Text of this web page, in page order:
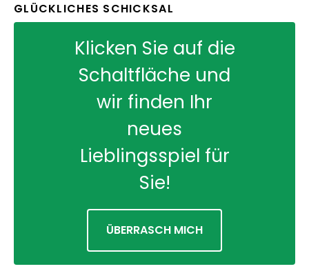
GLÜCKLICHES SCHICKSAL
Klicken Sie auf die
Schaltfläche und
wir finden Ihr
neues
Lieblingsspiel für
Sie!
ÜBERRASCH MICH